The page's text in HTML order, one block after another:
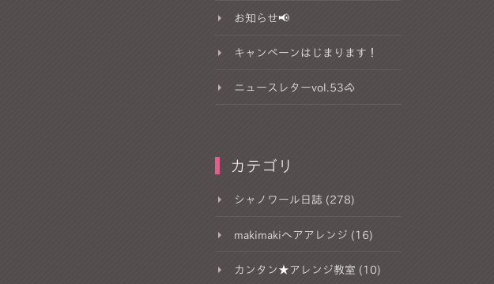
お知らせ📢
キャンペーンはじまります！
ニュースレターvol.53🐴
カテゴリ
シャノワール日誌 (278)
makimakiヘアアレンジ (16)
カンタン★アレンジ教室 (10)